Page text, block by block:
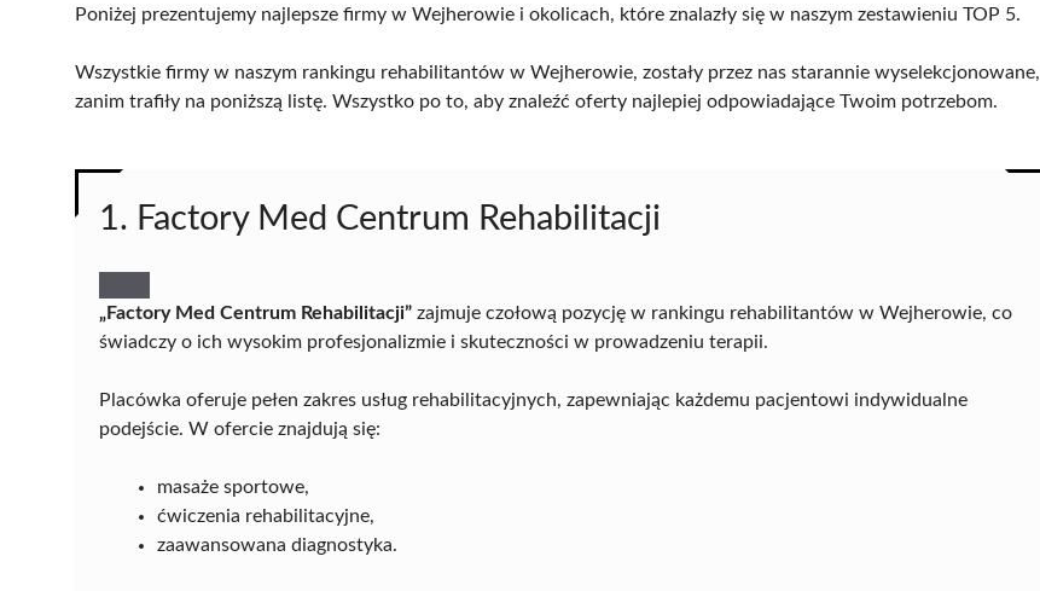
Poniżej prezentujemy najlepsze firmy w Wejherowie i okolicach, które znalazły się w naszym zestawieniu TOP 5.
Wszystkie firmy w naszym rankingu rehabilitantów w Wejherowie, zostały przez nas starannie wyselekcjonowane,
zanim trafiły na poniższą listę. Wszystko po to, aby znaleźć oferty najlepiej odpowiadające Twoim potrzebom.
1. Factory Med Centrum Rehabilitacji
„Factory Med Centrum Rehabilitacji” zajmuje czołową pozycję w rankingu rehabilitantów w Wejherowie, co
świadczy o ich wysokim profesjonalizmie i skuteczności w prowadzeniu terapii.
Placówka oferuje pełen zakres usług rehabilitacyjnych, zapewniając każdemu pacjentowi indywidualne
podejście. W ofercie znajdują się:
masaże sportowe,
ćwiczenia rehabilitacyjne,
zaawansowana diagnostyka.